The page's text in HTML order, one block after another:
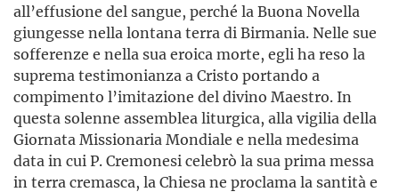
all’effusione del sangue, perché la Buona Novella
giungesse nella lontana terra di Birmania. Nelle sue
sofferenze e nella sua eroica morte, egli ha reso la
suprema testimonianza a Cristo portando a
compimento l’imitazione del divino Maestro. In
questa solenne assemblea liturgica, alla vigilia della
Giornata Missionaria Mondiale e nella medesima
data in cui P. Cremonesi celebrò la sua prima messa
in terra cremasca, la Chiesa ne proclama la santità e